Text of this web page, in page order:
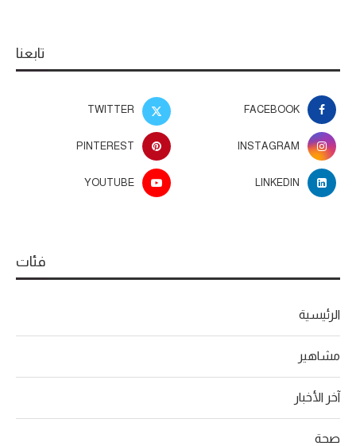
تابعنا
FACEBOOK
TWITTER
INSTAGRAM
PINTEREST
LINKEDIN
YOUTUBE
فئات
الرئيسية
مشاهير
آخر الأخبار
صحة